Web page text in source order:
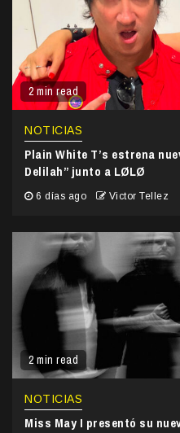
2 min read
NOTICIAS
Plain White T’s estrena
Delilah” junto a LØLØ
6 días ago Victor Tellez
2 min read
NOTICIAS
Miss May I presentó su